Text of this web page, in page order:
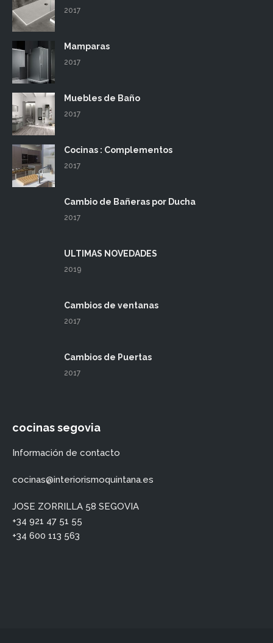
2017
Mamparas
2017
Muebles de Baño
2017
Cocinas : Complementos
2017
Cambio de Bañeras por Ducha
2017
ULTIMAS NOVEDADES
2019
Cambios de ventanas
2017
Cambios de Puertas
2017
cocinas segovia
Información de contacto
cocinas@interiorismoquintana.es
JOSE ZORRILLA 58 SEGOVIA
+34 921 47 51 55
+34 600 113 563